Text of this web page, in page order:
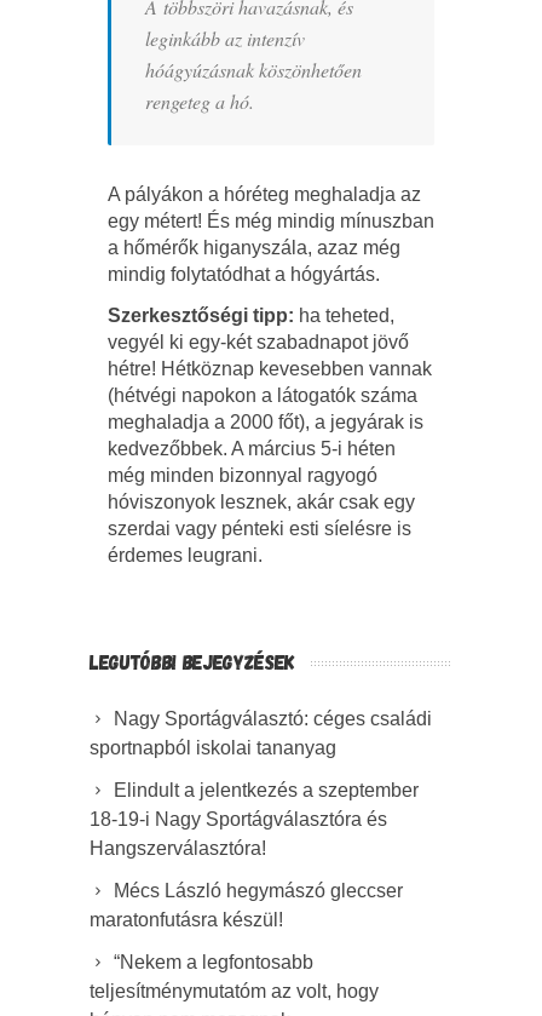
A többszöri havazásnak, és
leginkább az intenzív
hóágyúzásnak köszönhetően
rengeteg a hó.
A pályákon a hóréteg meghaladja az
egy métert! És még mindig mínuszban
a hőmérők higanyszála, azaz még
mindig folytatódhat a hógyártás.
Szerkesztőségi tipp: ha teheted,
vegyél ki egy-két szabadnapot jövő
hétre! Hétköznap kevesebben vannak
(hétvégi napokon a látogatók száma
meghaladja a 2000 főt), a jegyárak is
kedvezőbbek. A március 5-i héten
még minden bizonnyal ragyogó
hóviszonyok lesznek, akár csak egy
szerdai vagy pénteki esti síelésre is
érdemes leugrani.
LEGUTÓBBI BEJEGYZÉSEK
Nagy Sportágválasztó: céges családi
sportnapból iskolai tananyag
Elindult a jelentkezés a szeptember
18-19-i Nagy Sportágválasztóra és
Hangszerválasztóra!
Mécs László hegymászó gleccser
maratonfutásra készül!
“Nekem a legfontosabb
teljesítménymutatóm az volt, hogy